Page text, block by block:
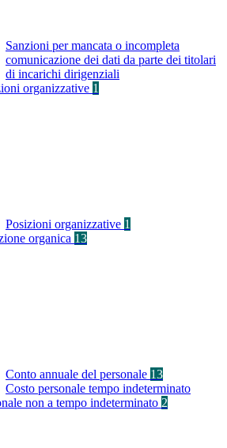
Sanzioni per mancata o incompleta
comunicazione dei dati da parte dei titolari
di incarichi dirigenziali
organizzative 1
Posizioni organizzative 1
organica 13
Conto annuale del personale 13
Costo personale tempo indeterminato
non a tempo indeterminato 2